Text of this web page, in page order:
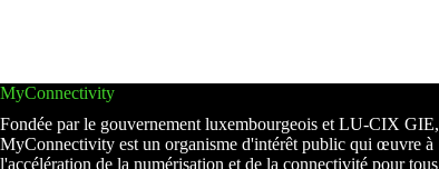
MyConnectivity
Fondée par le gouvernement luxembourgeois et LU-CIX GIE,
MyConnectivity est un organisme d'intérêt public qui œuvre à
l'accélération de la numérisation et de la connectivité pour tous